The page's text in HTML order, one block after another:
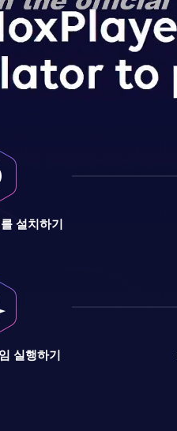
설치하기
실행하기